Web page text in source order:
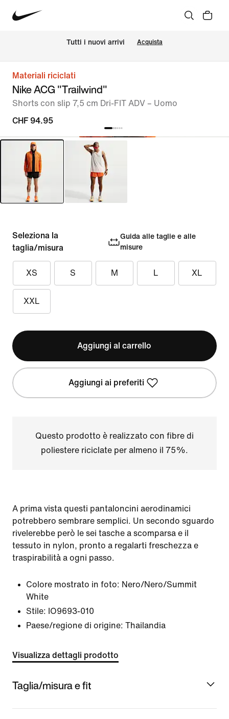
Tutti i nuovi arrivi Acquista
Materiali riciclati
Nike ACG "Trailwind"
Shorts con slip 7,5 cm Dri-FIT ADV – Uomo
CHF 94.95
Seleziona la
taglia/misura
Guida alle taglie e alle
misure
XS S M L XL
XXL
Aggiungi al carrello
Aggiungi ai preferiti
Questo prodotto è realizzato con fibre di
poliestere riciclate per almeno il 75%.
A prima vista questi pantaloncini aerodinamici
potrebbero sembrare semplici. Un secondo sguardo
rivelerebbe però le sei tasche a scomparsa e il
tessuto in nylon, pronto a regalarti freschezza e
traspirabilità a ogni passo.
Colore mostrato in foto: Nero/Nero/Summit
White
Stile: IO9693-010
Paese/regione di origine: Thailandia
Visualizza dettagli prodotto
Taglia/misura e fit